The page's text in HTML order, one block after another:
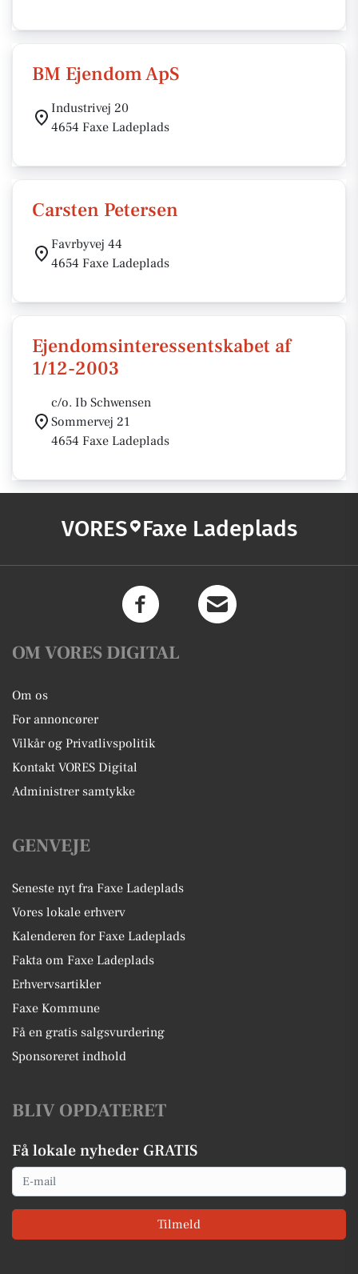
BM Ejendom ApS
Industrivej 20
4654 Faxe Ladeplads
Carsten Petersen
Favrbyvej 44
4654 Faxe Ladeplads
Ejendomsinteressentskabet af
1/12-2003
c/o. Ib Schwensen
Sommervej 21
4654 Faxe Ladeplads
VORES Faxe Ladeplads
OM VORES DIGITAL
Om os
For annoncører
Vilkår og Privatlivspolitik
Kontakt VORES Digital
Administrer samtykke
GENVEJE
Seneste nyt fra Faxe Ladeplads
Vores lokale erhverv
Kalenderen for Faxe Ladeplads
Fakta om Faxe Ladeplads
Erhvervsartikler
Faxe Kommune
Få en gratis salgsvurdering
Sponsoreret indhold
BLIV OPDATERET
Få lokale nyheder GRATIS
Email
Tilmeld